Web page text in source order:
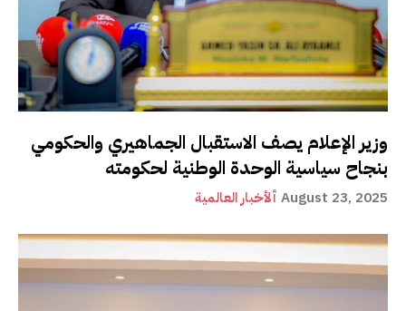
وزير الإعلام يصف الاستقبال الجماهيري والحكومي
بنجاح سياسية الوحدة الوطنية لحكومته
ألأخبار العالمية August 23, 2025